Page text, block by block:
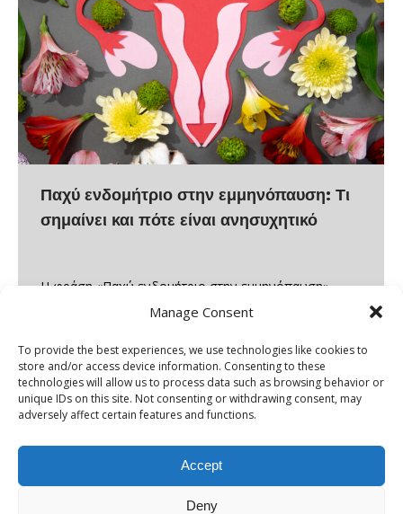
Manage Consent
To provide the best experiences, we use technologies like cookies to
store and/or access device information. Consenting to these
technologies will allow us to process data such as browsing behavior or
unique IDs on this site. Not consenting or withdrawing consent, may
adversely affect certain features and functions.
Accept
Deny
Παχύ ενδομήτριο στην εμμηνόπαυση: Τι
σημαίνει και πότε είναι ανησυχητικό
Η φράση «Παχύ ενδομήτριο στην εμμηνόπαυση»
αποτελεί ένα εύρημα που συχνά προκαλεί ανησυχία
έναν υπερηχογραφικό έλεγχο ή όταν συνοδεύεται
από αιμορραγία μετά την εμμηνόπαυση. Ωστόσο, δεν
είναι κάθε περίπτωση επικίνδυνη. Η σωστή κατανόηση
εμμηνόπαυση, ποιες είναι οι φυσιολογικές τιμές,
ποιες οι…